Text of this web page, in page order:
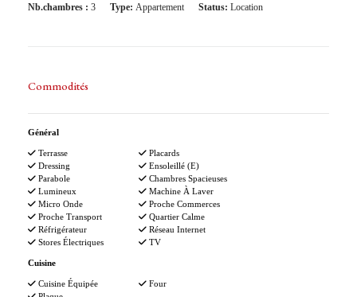
Nb.chambres : 3 Type: Appartement Status: Location
Commodités
Général
Terrasse
Placards
Dressing
Ensoleillé (e)
Parabole
Chambres Spacieuses
Lumineux
Machine À Laver
Micro Onde
Proche Commerces
Proche Transport
Quartier Calme
Réfrigérateur
Réseau Internet
Stores Électriques
TV
Cuisine
Cuisine Équipée
Four